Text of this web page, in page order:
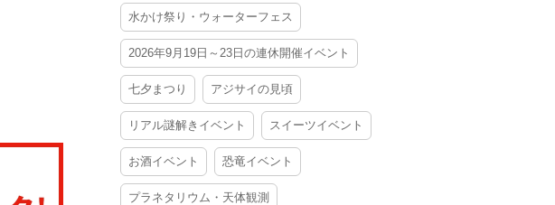
水かけ祭り・ウォーターフェス
2026年9月19日～23日の連休開催イベント
七夕まつり アジサイの見頃
リアル謎解きイベント スイーツイベント
お酒イベント 恐竜イベント
プラネタリウム・天体観測